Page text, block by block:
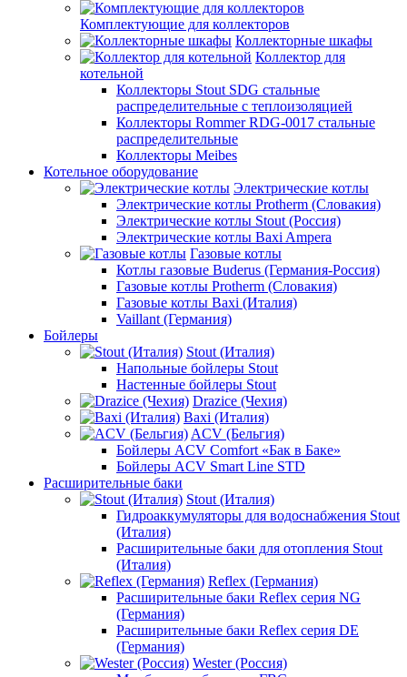
Комплектующие для коллекторов
Коллекторные шкафы
Коллектор для
котельной
Коллекторы Stout SDG стальные
распределительные с теплоизоляцией
Коллекторы Rommer RDG-0017 стальные
распределительные
Коллекторы Meibes
Котельное оборудование
Электрические котлы
Электрические котлы Protherm (Словакия)
Электрические котлы Stout (Россия)
Электрические котлы Baxi Ampera
Газовые котлы
Котлы газовые Buderus (Германия-Россия)
Газовые котлы Protherm (Словакия)
Газовые котлы Baxi (Италия)
Vaillant (Германия)
Бойлеры
Stout (Италия)
Напольные бойлеры Stout
Настенные бойлеры Stout
Drazice (Чехия)
Baxi (Италия)
ACV (Бельгия)
Бойлеры ACV Comfort «Бак в Баке»
Бойлеры ACV Smart Line STD
Расширительные баки
Stout (Италия)
Гидроаккумуляторы для водоснабжения Stout
(Италия)
Расширительные баки для отопления Stout
(Италия)
Reflex (Германия)
Расширительные баки Reflex серия NG
(Германия)
Расширительные баки Reflex серия DE
(Германия)
Wester (Россия)